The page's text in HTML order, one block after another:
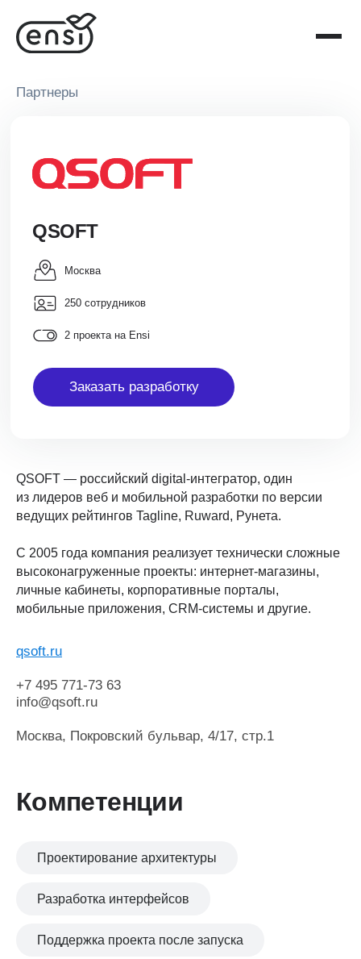
Партнеры
QSOFT
Москва
250 сотрудников
2 проекта на Ensi
Заказать разработку
QSOFT — российский digital-интегратор, один
из лидеров веб и мобильной разработки по версии
ведущих рейтингов Tagline, Ruward, Рунета.
С 2005 года компания реализует технически сложные
высоконагруженные проекты: интернет-магазины,
личные кабинеты, корпоративные порталы,
мобильные приложения, CRM-системы и другие.
qsoft.ru
+7 495 771-73 63
info@qsoft.ru
Москва, Покровский бульвар, 4/17, стр.1
Компетенции
Проектирование архитектуры
Разработка интерфейсов
Поддержка проекта после запуска